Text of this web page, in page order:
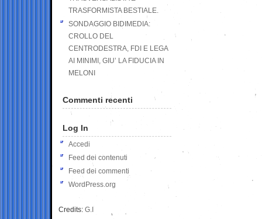
TRASFORMISTA BESTIALE.
SONDAGGIO BIDIMEDIA:
CROLLO DEL
CENTRODESTRA, FDI E LEGA
AI MINIMI, GIU’ LA FIDUCIA IN
MELONI
Commenti recenti
Log In
Accedi
Feed dei contenuti
Feed dei commenti
WordPress.org
Credits: G.I